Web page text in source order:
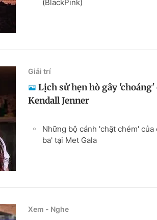
(BlackPink)
Giải trí
Lịch sử hẹn hò gây 'choáng'
Kendall Jenner
Những bộ cánh 'chặt chém'
ba' tại Met Gala
Xem - Nghe